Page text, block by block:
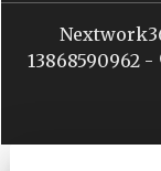
13868590962